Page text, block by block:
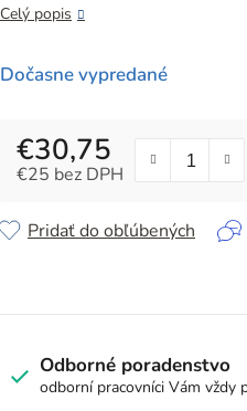
z
Celý popis
Dočasne vypredané
€30,75
€25 bez DPH
Pridať do obľúbených
Odborné poradenstvo
odborní pracovníci Vám vždy